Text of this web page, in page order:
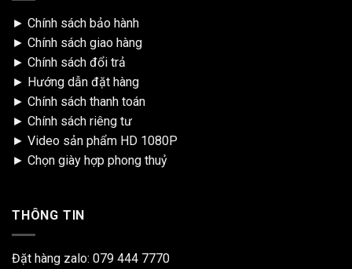
► Chính sách bảo hành
► Chính sách giao hàng
► Chính sách đổi trả
► Hướng dẫn đặt hàng
► Chính sách thanh toán
► Chính sách riêng tư
► Video sản phẩm HD 1080P
► Chọn giày hợp phong thuỷ
THÔNG TIN
Đặt hàng zalo: 079 444 7770